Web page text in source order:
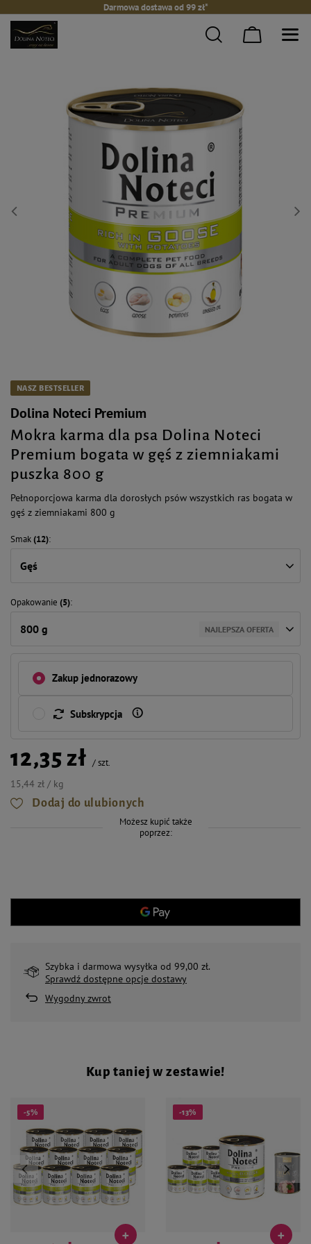
Darmowa dostawa od 99 zł*
NASZ BESTSELLER
Dolina Noteci Premium
Mokra karma dla psa Dolina Noteci
Premium bogata w gęś z ziemniakami
puszka 800 g
Pełnoporcjowa karma dla dorosłych psów wszystkich ras bogata w
gęś z ziemniakami 800 g
Smak(12)
Gęś
Opakowanie (5)
800 g NAJLEPSZA OFERTA
Zakup jednorazowy
Subskrypcja
12,35 zł /szt.
15,44 zł / kg
Dodaj do ulubionych
Możesz kupić także
poprzez:
Szybka i darmowa wysyłka od 99,00 zł.
Sprawdź dostępne opcje dostawy
Wygodny zwrot
Kup taniej w zestawie!
-5% -13%